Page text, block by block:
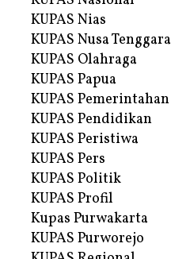
KUPAS Nias
KUPAS Nusa Tenggara
KUPAS Olahraga
KUPAS Papua
KUPAS Pemerintahan
KUPAS Pendidikan
KUPAS Peristiwa
KUPAS Pers
KUPAS Politik
KUPAS Profil
Kupas Purwakarta
KUPAS Purworejo